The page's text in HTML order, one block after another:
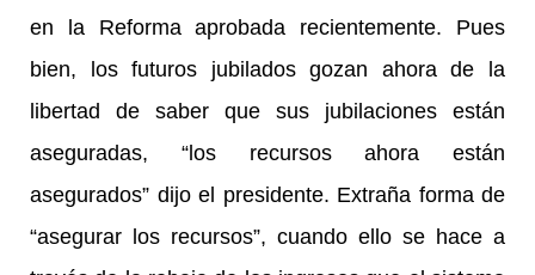
en la Reforma aprobada recientemente. Pues
bien, los futuros jubilados gozan ahora de la
libertad de saber que sus jubilaciones están
aseguradas, “los recursos ahora están
asegurados” dijo el presidente. Extraña forma de
“asegurar los recursos”, cuando ello se hace a